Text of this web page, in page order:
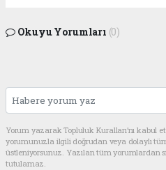
Okuyu Yorumları (0)
Yorum yazarak Topluluk Kuralları’nı kabul
yorumunuzla ilgili doğrudan veya dolaylı
üstleniyorsunuz. Yazılan tüm yorumlardan
tutulamaz.